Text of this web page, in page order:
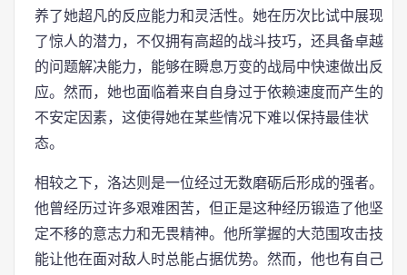
养了她超凡的反应能力和灵活性。她在历次比试中展现
了惊人的潜力，不仅拥有高超的战斗技巧，还具备卓越
的问题解决能力，能够在瞬息万变的战局中快速做出反
应。然而，她也面临着来自自身过于依赖速度而产生的
不安定因素，这使得她在某些情况下难以保持最佳状
态。
相较之下，洛达则是一位经过无数磨砺后形成的强者。
他曾经历过许多艰难困苦，但正是这种经历锻造了他坚
定不移的意志力和无畏精神。他所掌握的大范围攻击技
能让他在面对敌人时总能占据优势。然而，他也有自己